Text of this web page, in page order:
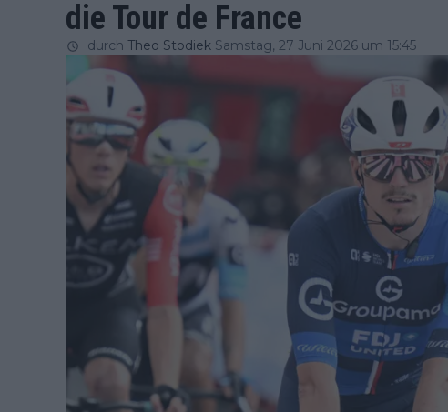
die Tour de France
durch Theo Stodiek Samstag, 27 Juni 2026 um 15:45